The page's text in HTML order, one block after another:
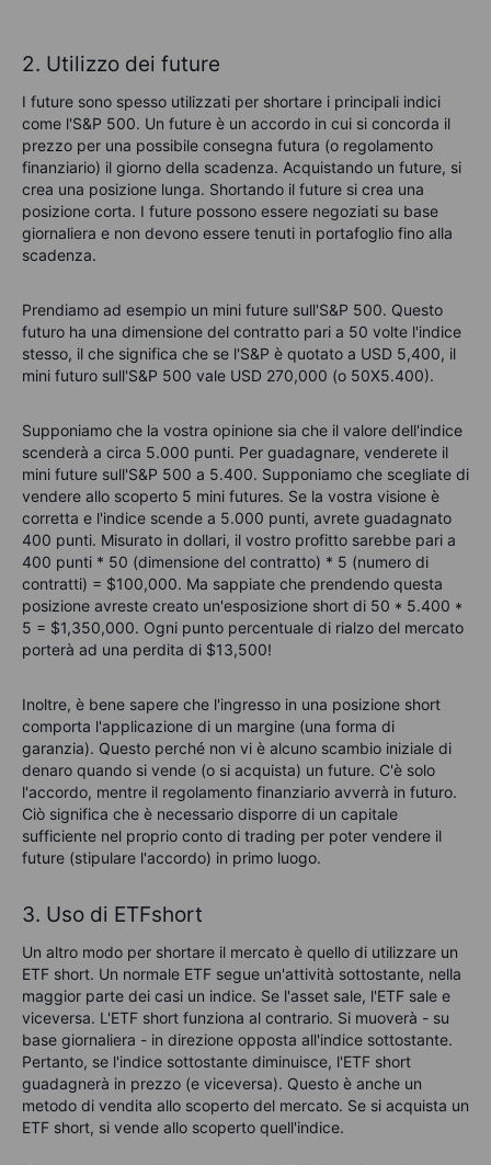
2. Utilizzo dei future
I future sono spesso utilizzati per shortare i principali indici
come l'S&P 500. Un future è un accordo in cui si concorda il
prezzo per una possibile consegna futura (o regolamento
finanziario) il giorno della scadenza. Acquistando un future, si
crea una posizione lunga. Shortando il future si crea una
posizione corta. I future possono essere negoziati su base
giornaliera e non devono essere tenuti in portafoglio fino alla
scadenza.
Prendiamo ad esempio un mini future sull'S&P 500. Questo
futuro ha una dimensione del contratto pari a 50 volte l'indice
stesso, il che significa che se l'S&P è quotato a USD 5,400, il
mini futuro sull'S&P 500 vale USD 270,000 (o 50X5.400).
Supponiamo che la vostra opinione sia che il valore dell'indice
scenderà a circa 5.000 punti. Per guadagnare, venderete il
mini future sull'S&P 500 a 5.400. Supponiamo che scegliate di
vendere allo scoperto 5 mini futures. Se la vostra visione è
corretta e l'indice scende a 5.000 punti, avrete guadagnato
400 punti. Misurato in dollari, il vostro profitto sarebbe pari a
400 punti * 50 (dimensione del contratto) * 5 (numero di
contratti) = $100,000. Ma sappiate che prendendo questa
posizione avreste creato un'esposizione short di 50 * 5.400 *
5 = $1,350,000. Ogni punto percentuale di rialzo del mercato
porterà ad una perdita di $13,500!
Inoltre, è bene sapere che l'ingresso in una posizione short
comporta l'applicazione di un margine (una forma di
garanzia). Questo perché non vi è alcuno scambio iniziale di
denaro quando si vende (o si acquista) un future. C'è solo
l'accordo, mentre il regolamento finanziario avverrà in futuro.
Ciò significa che è necessario disporre di un capitale
sufficiente nel proprio conto di trading per poter vendere il
future (stipulare l'accordo) in primo luogo.
3. Uso di ETFshort
Un altro modo per shortare il mercato è quello di utilizzare un
ETF short. Un normale ETF segue un'attività sottostante, nella
maggior parte dei casi un indice. Se l'asset sale, l'ETF sale e
viceversa. L'ETF short funziona al contrario. Si muoverà - su
base giornaliera - in direzione opposta all'indice sottostante.
Pertanto, se l'indice sottostante diminuisce, l'ETF short
guadagnerà in prezzo (e viceversa). Questo è anche un
metodo di vendita allo scoperto del mercato. Se si acquista un
ETF short, si vende allo scoperto quell'indice.